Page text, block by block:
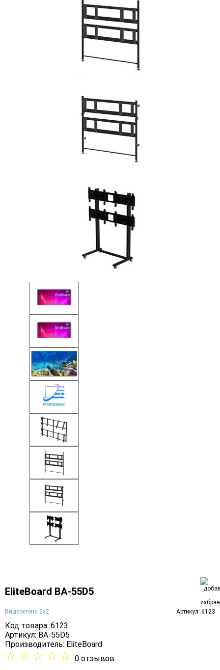
EliteBoard BA-55D5
Видеостена 2x2 Артикул: 6123
Код товара: 6123
Артикул: BA-55D5
Производитель: EliteBoard
☆ ☆ ☆ ☆ ☆ 0 отзывов